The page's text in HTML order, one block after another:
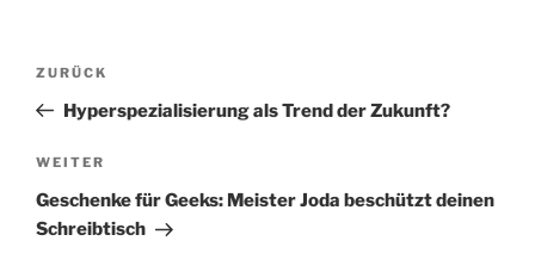
Beitragsnavigation
Vorheriger
Beitrag
ZURÜCK
Hyperspezialisierung als Trend der Zukunft?
Nächster
Beitrag
WEITER
Geschenke für Geeks: Meister Joda beschützt deinen
Schreibtisch